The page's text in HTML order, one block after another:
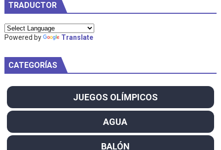
TRADUCTOR
Powered by Translate
CATEGORÍAS
JUEGOS OLÍMPICOS
AGUA
BALÓN